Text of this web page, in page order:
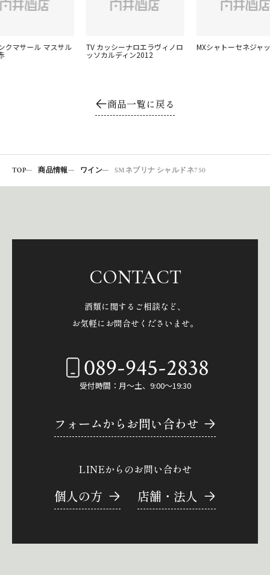
クマサール マスサル TV カッシーナロエラヴィノロ
ッソカルディン2012
MXシャトーセネジャ
商品一覧に戻る
TOP 商品情報 ワイン SMネブリナ シャルドネ750
CONTACT
酒類に関するご相談など、
お気軽にお問合せくださいませ。
089-945-2838
受付時間：月～土、9:00～19:30
フォームからお問い合わせ
LINEからのお問い合わせ
個人の方 店舗・法人